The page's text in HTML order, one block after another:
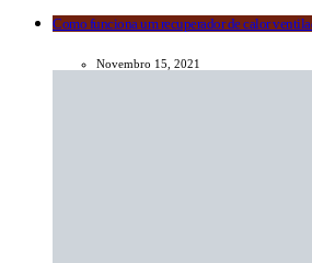
Como funciona um recuperador de calor
Novembro 15, 2021